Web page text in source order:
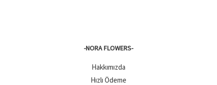
-NORA FLOWERS-
Hakkımızda
Hızlı Ödeme